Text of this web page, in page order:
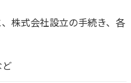
株式会社設立の手続き、各
ど